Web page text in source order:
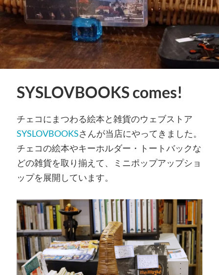
SYSLOVBOOKS comes!
チェコにまつわる絵本と雑貨のウェブストア
SYSLOVBOOKSさんが当店にやってきました。
チェコの絵本やキーホルダー・トートバックな
どの雑貨を取り揃えて、ミニポップアップショ
ップを展開しています。